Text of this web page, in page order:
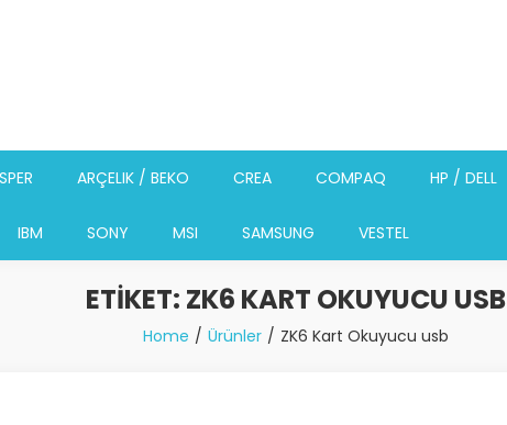
ARÇELIK / BEKO CREA COMPAQ HP / DELL
IBM SONY MSI SAMSUNG VESTEL
ETIKET: ZK6 KART OKUYUCU USB
Home Ürünler ZK6 Kart Okuyucu usb